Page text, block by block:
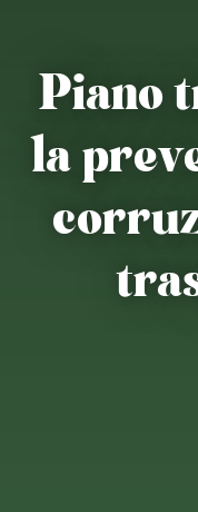
Piano
la